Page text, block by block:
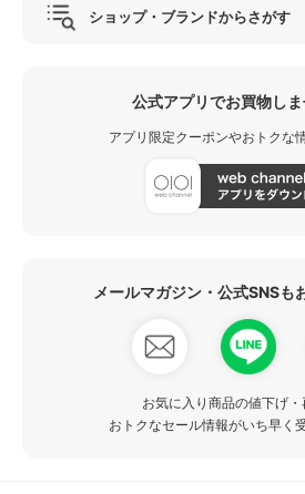
ショップ・ブランドからさがす
公式アプリでお買物しま
アプリ限定クーポンやおトクな
メールマガジン・公式SNSも
お気に入り商品の値下げ
おトクなセール情報がいち早く